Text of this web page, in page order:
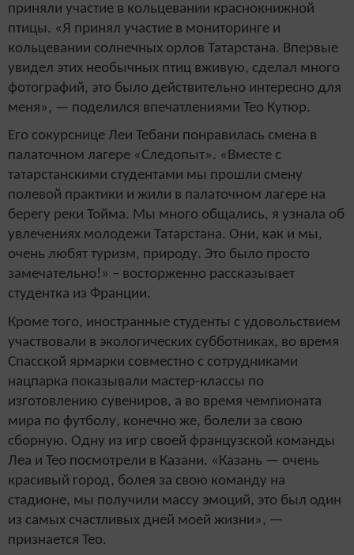
приняли участие в кольцевании краснокнижной
птицы. «Я принял участие в мониторинге и
кольцевании солнечных орлов Татарстана. Впервые
увидел этих необычных птиц вживую, сделал много
фотографий, это было действительно интересно для
меня», — поделился впечатлениями Тео Кутюр.
Его сокурснице Леи Тебани понравилась смена в
палаточном лагере «Следопыт». «Вместе с
татарстанскими студентами мы прошли смену
полевой практики и жили в палаточном лагере на
берегу реки Тойма. Мы много общались, я узнала об
увлечениях молодежи Татарстана. Они, как и мы,
очень любят туризм, природу. Это было просто
замечательно!» – восторженно рассказывает
студентка из Франции.
Кроме того, иностранные студенты с удовольствием
участвовали в экологических субботниках, во время
Спасской ярмарки совместно с сотрудниками
нацпарка показывали мастер-классы по
изготовлению сувениров, а во время чемпионата
мира по футболу, конечно же, болели за свою
сборную. Одну из игр своей французской команды
Леа и Тео посмотрели в Казани. «Казань — очень
красивый город, болея за свою команду на
стадионе, мы получили массу эмоций, это был один
из самых счастливых дней моей жизни», —
признается Тео.